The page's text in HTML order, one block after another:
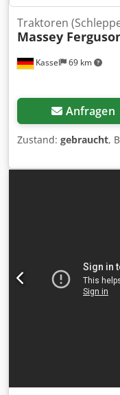
Kassel 69 km
Traktoren
Massey
Anfragen
Zustand: gebraucht,